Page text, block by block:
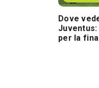
Dove
per la